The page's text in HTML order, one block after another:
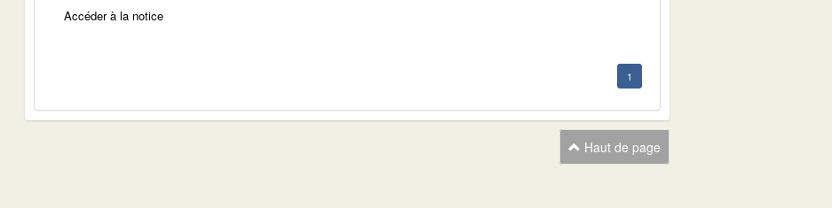
Accéder à la notice
1
Haut de page